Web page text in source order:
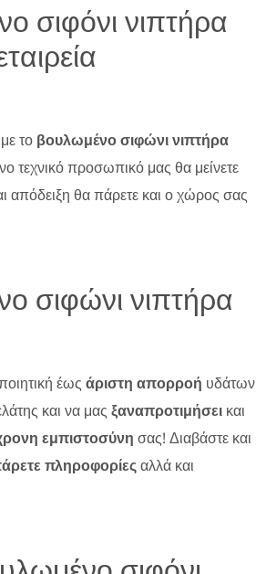
σιφόνι νιπτήρα
το βουλωμένο σιφώνι νιπτήρα
τεχνικό προσωπικό μας θα μείνετε
απόδειξη θα πάρετε και ο χώρος σας
σιφώνι νιπτήρα
έως άριστη απορροή υδάτων
και να μας ξαναπροτιμήσει και
εμπιστοσύνη σας! Διαβάστε και
πληροφορίεςαλλά και